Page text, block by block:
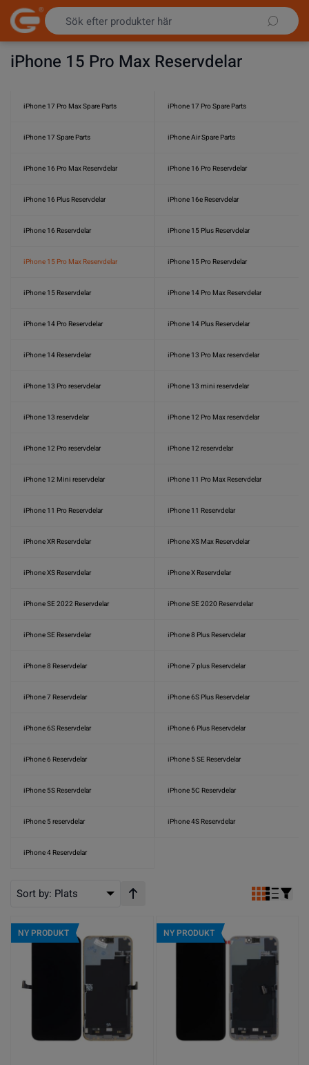
Hoppa till innehållet
iPhone 15 Pro Max Reservdelar
iPhone 17 Pro Max Spare Parts iPhone 17 Pro Spare Parts
iPhone 17 Spare Parts iPhone Air Spare Parts
iPhone 16 Pro Max Reservdelar iPhone 16 Pro Reservdelar
iPhone 16 Plus Reservdelar iPhone 16e Reservdelar
iPhone 16 Reservdelar iPhone 15 Plus Reservdelar
iPhone 15 Pro Max Reservdelar iPhone 15 Pro Reservdelar
iPhone 15 Reservdelar iPhone 14 Pro Max Reservdelar
iPhone 14 Pro Reservdelar iPhone 14 Plus Reservdelar
iPhone 14 Reservdelar iPhone 13 Pro Max reservdelar
iPhone 13 Pro reservdelar iPhone 13 mini reservdelar
iPhone 13 reservdelar iPhone 12 Pro Max reservdelar
iPhone 12 Pro reservdelar iPhone 12 reservdelar
iPhone 12 Mini reservdelar iPhone 11 Pro Max Reservdelar
iPhone 11 Pro Reservdelar iPhone 11 Reservdelar
iPhone XR Reservdelar iPhone XS Max Reservdelar
iPhone XS Reservdelar iPhone X Reservdelar
iPhone SE 2022 Reservdelar iPhone SE 2020 Reservdelar
iPhone SE Reservdelar iPhone 8 Plus Reservdelar
iPhone 8 Reservdelar iPhone 7 plus Reservdelar
iPhone 7 Reservdelar iPhone 6S Plus Reservdelar
iPhone 6S Reservdelar iPhone 6 Plus Reservdelar
iPhone 6 Reservdelar iPhone 5 SE Reservdelar
iPhone 5S Reservdelar iPhone 5C Reservdelar
iPhone 5 reservdelar iPhone 4S Reservdelar
iPhone 4 Reservdelar
Sort by: Plats Stigande ordning
NY PRODUKT NY PRODUKT